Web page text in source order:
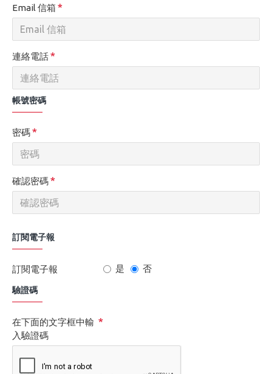
Email 信箱
連絡電話
帳號密碼
密碼
確認密碼
訂閱電子報
訂閱電子報 是 否
驗證碼
在下面的文字框中輸
入驗證碼